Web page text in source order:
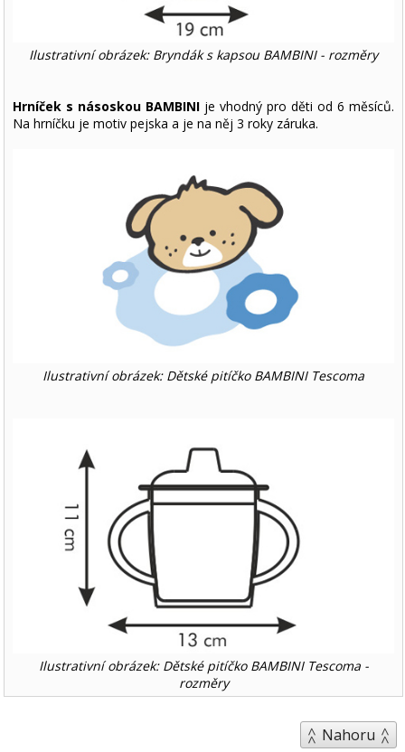
Ilustrativní obrázek: Bryndák s kapsou BAMBINI - rozměry
Hrníček s násoskou BAMBINI je vhodný pro děti od 6 měsíců.
Na hrníčku je motiv pejska a je na něj 3 roky záruka.
Ilustrativní obrázek: Dětské pitíčko BAMBINI Tescoma
Ilustrativní obrázek: Dětské pitíčko BAMBINI Tescoma -
rozměry
Nahoru